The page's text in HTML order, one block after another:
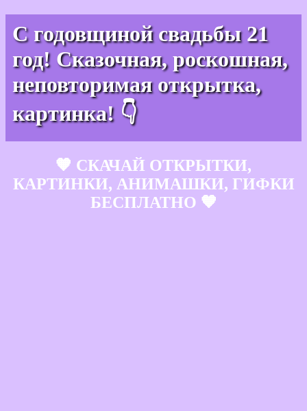
С годовщиной свадьбы 21
год! Сказочная, роскошная,
неповторимая открытка,
картинка! 👇
🧡 СКАЧАЙ ОТКРЫТКИ,
КАРТИНКИ, АНИМАШКИ, ГИФКИ
БЕСПЛАТНО 🧡